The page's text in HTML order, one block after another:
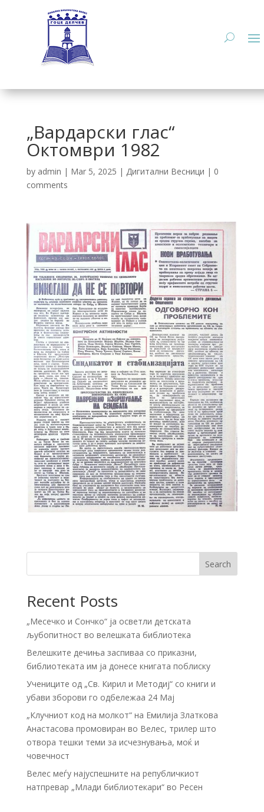
„Вардарски глас“
Октомври 1982
by admin | Mar 5, 2025 | Дигитални Весници | 0
comments
Search
Recent Posts
„Месечко и Сончко“ ја осветли детската
љубопитност во велешката библиотека
Велешките дечиња заспиваа со приказни,
библиотеката им ја донесе книгата поблиску
Учениците од „Св. Кирил и Методиј“ со книги и
убави зборови го одбележаа 24 Мај
„Клучниот код на молкот“ на Емилија Златкова
Анастасова промовиран во Велес, трилер што
отвора тешки теми за исчезнувања, моќ и
човечност
Велес меѓу најуспешните на републичкиот
натпревар „Млади библиотекари“ во Ресен